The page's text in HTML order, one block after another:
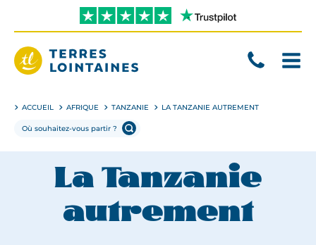
directement
contenu
ACCUEIL AFRIQUE TANZANIE LA TANZANIE AUTREMENT
La Tanzanie
autrement